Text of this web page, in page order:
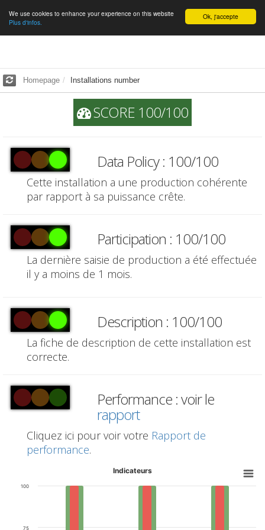
English Ok, j'accepte
We use cookies to enhance your experience on this website
Plus d'infos.
Homepage Installations number
SCORE 100/100
Data Policy : 100/100
Cette installation a une production cohérente
par rapport à sa puissance crête.
Participation : 100/100
La dernière saisie de production a été effectuée
il y a moins de 1 mois.
Description : 100/100
La fiche de description de cette installation est
correcte.
Performance : voir le
rapport
Cliquez ici pour voir votre Rapport de
performance.
Indicateurs
75
100